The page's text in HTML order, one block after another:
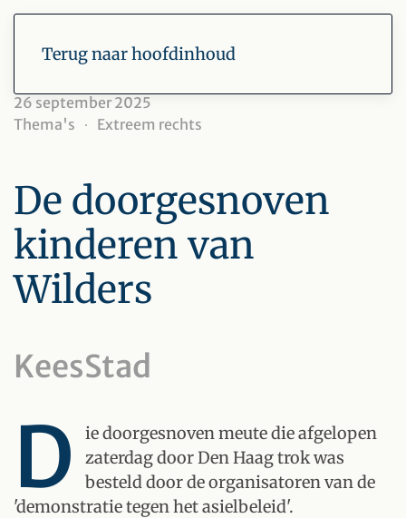
Terug naar hoofdinhoud
26 september 2025
Thema's
Extreem rechts
De doorgesnoven
kinderen van
Wilders
KeesStad
D
ie doorgesnoven meute die afgelopen
zaterdag door Den Haag trok was
besteld door de organisatoren van de
'demonstratie tegen het asielbeleid'.